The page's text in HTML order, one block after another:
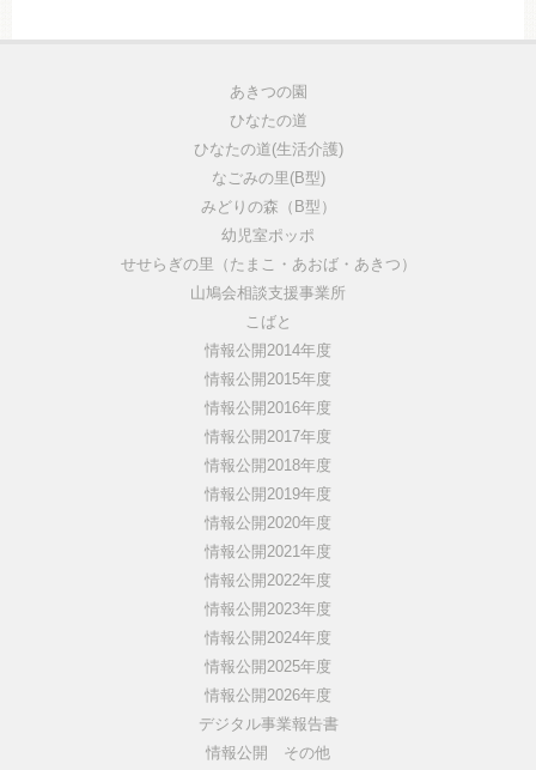
あきつの園
ひなたの道
ひなたの道(生活介護)
なごみの里(B型)
みどりの森（B型）
幼児室ポッポ
せせらぎの里（たまこ・あおば・あきつ）
山鳩会相談支援事業所
こばと
情報公開2014年度
情報公開2015年度
情報公開2016年度
情報公開2017年度
情報公開2018年度
情報公開2019年度
情報公開2020年度
情報公開2021年度
情報公開2022年度
情報公開2023年度
情報公開2024年度
情報公開2025年度
情報公開2026年度
デジタル事業報告書
情報公開 その他